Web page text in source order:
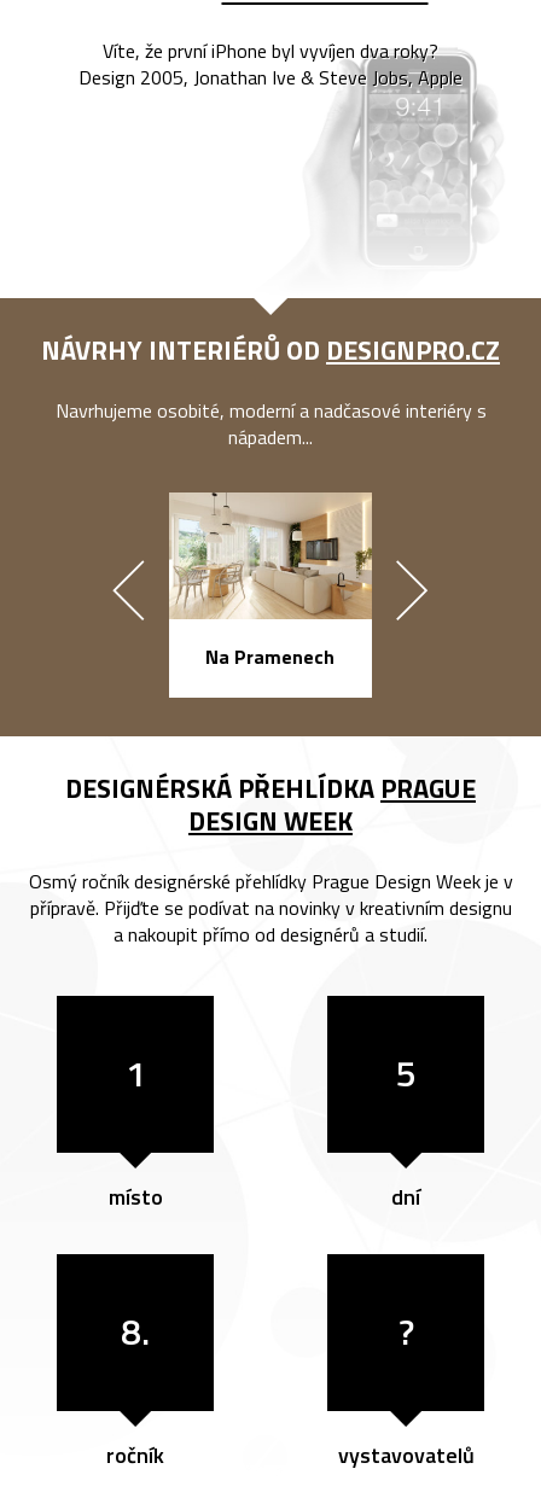
Víte, že první iPhone byl vyvíjen dva roky?
Design 2005, Jonathan Ive & Steve Jobs, Apple
NÁVRHY INTERIÉRŮ OD DESIGNPRO.CZ
Navrhujeme osobité, moderní a nadčasové interiéry s
nápadem...
Na Pramenech
DESIGNÉRSKÁ PŘEHLÍDKA PRAGUE
DESIGN WEEK
Osmý ročník designérské přehlídky Prague Design Week je v
přípravě. Přijďte se podívat na novinky v kreativním designu
a nakoupit přímo od designérů a studií.
1
místo
5
dní
8.
ročník
?
vystavovatelů